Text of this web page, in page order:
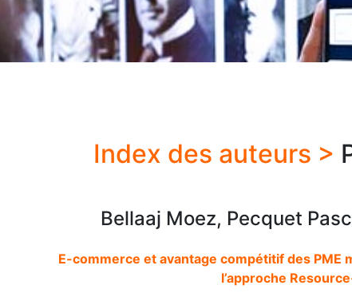
Index des auteurs >
Bellaaj Moez, Pecquet
E-commerce et avantage compétitif des PME
l’approche